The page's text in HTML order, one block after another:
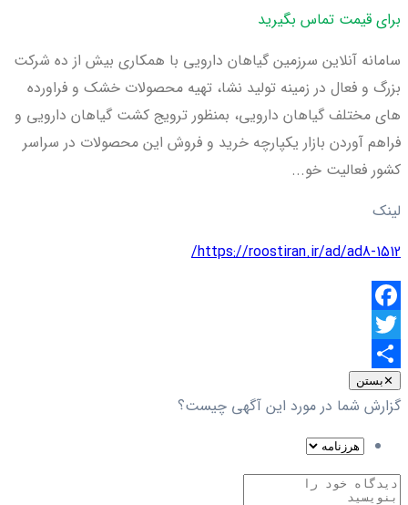
برای قیمت تماس بگیرید
سامانه آنلاین سرزمین گیاهان دارویی با همکاری بیش از ده شرکت
بزرگ و فعال در زمینه تولید نشا، تهیه محصولات خشک و فراورده
های مختلف گیاهان دارویی، بمنظور ترویج کشت گیاهان دارویی و
فراهم آوردن بازار یکپارچه خرید و فروش این محصولات در سراسر
کشور فعالیت خو...
لینک
https://roostiran.ir/ad/ad8-1512/
Facebook
Twitter
اشتراک
گذاری
✕بستن
گزارش شما در مورد این آگهی چیست؟